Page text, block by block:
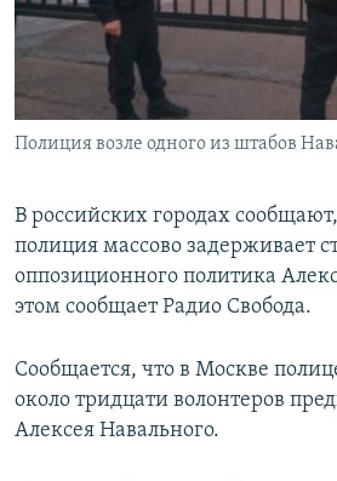
ПОБЕДИТЕЛЕЙ НЕ СУДЯТ?
КРЫМ.НЕПОКОРЕННЫЙ
УКРАИНСКАЯ ПРОБЛЕМА КРЫМА
ПРИСОЕДИНЯЙТЕСЬ!
Полиция возле одного из штабов
В российских городах
полиция массово задерживает
оппозиционного политика
этом сообщает Радио Свобода.
Сообщается, что в Москве
около тридцати волонтеров
Алексея Навального.